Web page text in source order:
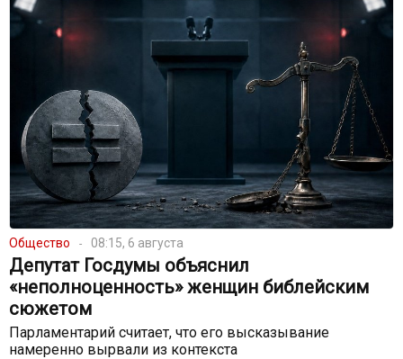
Общество 08:15, 6 августа
Депутат Госдумы объяснил
«неполноценность» женщин библейским
сюжетом
Парламентарий считает, что его высказывание
намеренно вырвали из контекста